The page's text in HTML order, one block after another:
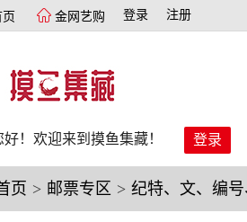
金网艺购 登录 注册
！欢迎来到摸鱼集藏！ 登录
页 > 邮票专区 > 纪特、文、编号